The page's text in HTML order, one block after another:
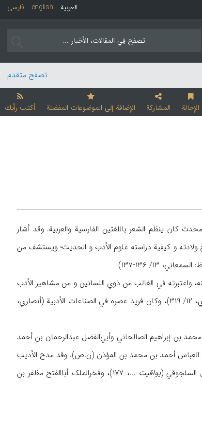
فارسی english العربیة
تصفح متقدم
الإحالة المشارکة الإضافة إلی الموضوعات المفضلة أکتب رأیك
إبراهیم بن أحمد (تـ محرم ۴۹۷/ تشرین الأول ۱۱۰۳)،أدیب و محدث کان ینظم الشعر باللغتین الفارسیة والعربیة. وقد أشار
لاتتوفر لدینا معلومات عن تاریخ ولادته و کیفیة دراسته علوم الأدب و الحدیث؛ ویستشف من
واعتبرته في الغالب من ذوي اللسانین و من مشاهیر الأدب
العربي، وقالت إنه وقف حیاته بأسرها علی التعلیم والتعلم (ابن الأثیر، ۳/ ۳۱۶؛ القفطي، ۱/ ۳۲۰؛ الصفدي، ۱۲/ ۳۱۹)، وکان فرید عصره في الصناعات الأدبیة (أنصاري،
بن إبراهیم الصالحاني وأبي‌الفضل عبدالرحمان بن أحمد
العباس أحمد بن محمد بن المؤذن (ن.ص). وقد مدح الأدیب
یواقیت
...، ۱۷۷)، وفخرالملک أباالفتح مظفر بن